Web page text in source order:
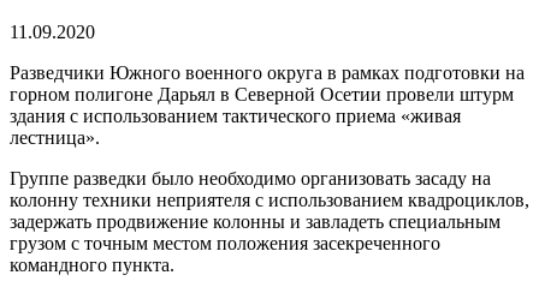
11.09.2020
Разведчики Южного военного округа в рамках подготовки на
горном полигоне Дарьял в Северной Осетии провели штурм
здания с использованием тактического приема «живая
лестница».
Группе разведки было необходимо организовать засаду на
колонну техники неприятеля с использованием квадроциклов,
задержать продвижение колонны и завладеть специальным
грузом с точным местом положения засекреченного
командного пункта.